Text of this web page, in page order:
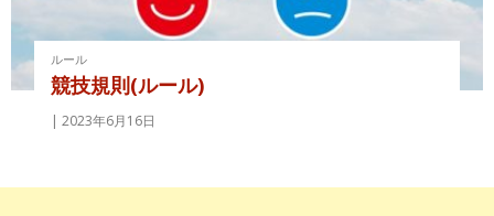
ルール
競技規則(ルール)
2023年6月16日